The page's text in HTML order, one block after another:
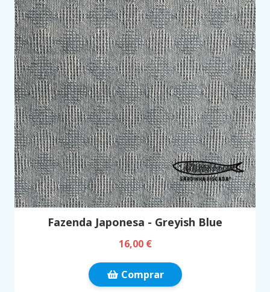
Fazenda Japonesa - Greyish Blue
16,00 €
Comprar